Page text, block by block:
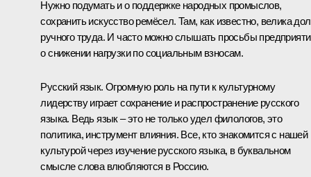
Нужно подумать и о поддержке народных промыслов,
сохранить искусство ремёсел. Там, как известно, велика
ручного труда. И часто можно слышать просьбы
о снижении нагрузки по социальным взносам.
Русский язык. Огромную роль на пути к культурному
лидерству играет сохранение и распространение русского
языка. Ведь язык – это не только удел филологов, это
политика, инструмент влияния. Все, кто знакомится с нашей
культурой через изучение русского языка, в буквальном
смысле слова влюбляются в Россию.